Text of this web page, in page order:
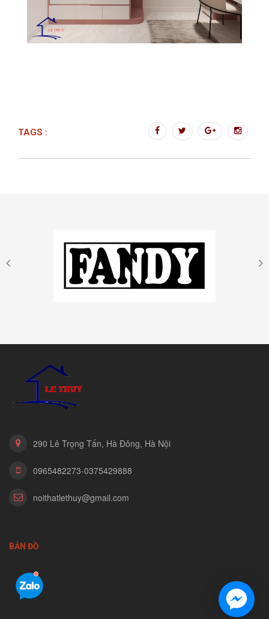
TAGS :
290 Lê Trọng Tấn, Hà Đông, Hà Nội
0965482273-0375429888
noithatlethuy@gmail.com
BẢN ĐỒ